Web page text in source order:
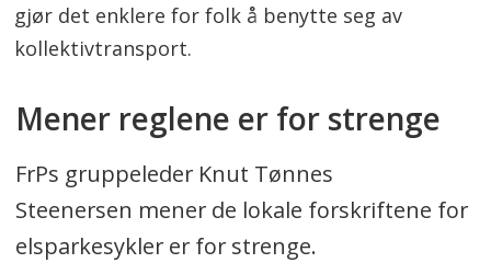
gjør det enklere for folk å benytte seg av
kollektivtransport.
Mener reglene er for strenge
FrPs gruppeleder Knut Tønnes
Steenersen mener de lokale forskriftene for
elsparkesykler er for strenge.